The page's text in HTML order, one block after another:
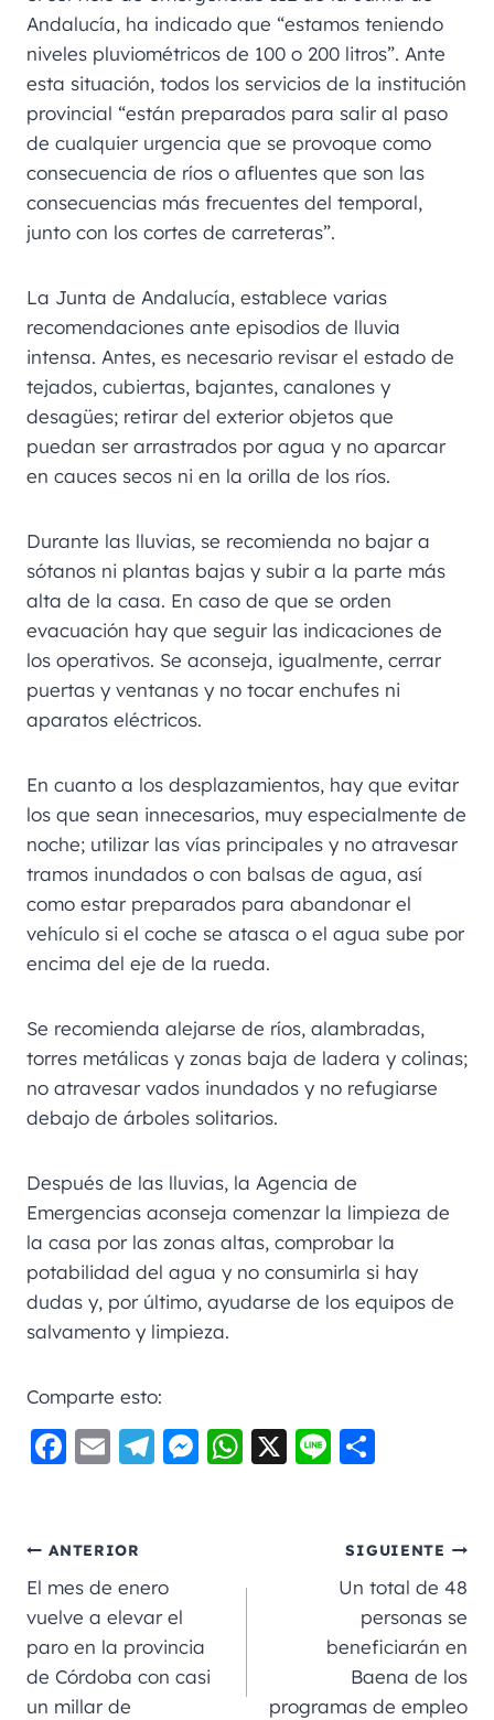
Andalucía, ha indicado que “estamos teniendo
niveles pluviométricos de 100 o 200 litros”. Ante
esta situación, todos los servicios de la institución
provincial “están preparados para salir al paso
de cualquier urgencia que se provoque como
consecuencia de ríos o afluentes que son las
consecuencias más frecuentes del temporal,
junto con los cortes de carreteras”.
La Junta de Andalucía, establece varias
recomendaciones ante episodios de lluvia
intensa. Antes, es necesario revisar el estado de
tejados, cubiertas, bajantes, canalones y
desagües; retirar del exterior objetos que
puedan ser arrastrados por agua y no aparcar
en cauces secos ni en la orilla de los ríos.
Durante las lluvias, se recomienda no bajar a
sótanos ni plantas bajas y subir a la parte más
alta de la casa. En caso de que se orden
evacuación hay que seguir las indicaciones de
los operativos. Se aconseja, igualmente, cerrar
puertas y ventanas y no tocar enchufes ni
aparatos eléctricos.
En cuanto a los desplazamientos, hay que evitar
los que sean innecesarios, muy especialmente de
noche; utilizar las vías principales y no atravesar
tramos inundados o con balsas de agua, así
como estar preparados para abandonar el
vehículo si el coche se atasca o el agua sube por
encima del eje de la rueda.
Se recomienda alejarse de ríos, alambradas,
torres metálicas y zonas baja de ladera y colinas;
no atravesar vados inundados y no refugiarse
debajo de árboles solitarios.
Después de las lluvias, la Agencia de
Emergencias aconseja comenzar la limpieza de
la casa por las zonas altas, comprobar la
potabilidad del agua y no consumirla si hay
dudas y, por último, ayudarse de los equipos de
salvamento y limpieza.
Comparte esto:
F
e
b
o
o
k
E
l
Te
m
M
er
W
A
X
Li
p
a
rt
ir
ANTERIOR
El mes de enero
vuelve a elevar el
paro en la provincia
de Córdoba con casi
un millar de
SIGUIENTE
Un total de 48
personas se
beneficiarán en
Baena de los
programas de empleo